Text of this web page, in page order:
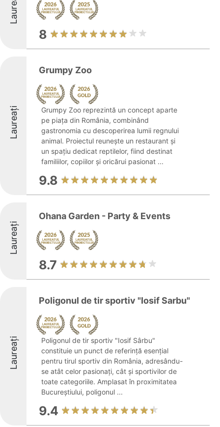
Laureați
8
Laureați
Grumpy Zoo
Grumpy Zoo reprezintă un concept aparte
pe piața din România, combinând
gastronomia cu descoperirea lumii regnului
animal. Proiectul reunește un restaurant și
un spațiu dedicat reptilelor, fiind destinat
familiilor, copiilor și oricărui pasionat ...
9.8
Laureați
Ohana Garden - Party & Events
8.7
Laureați
Poligonul de tir sportiv "Iosif Sarbu"
Poligonul de tir sportiv "Iosif Sârbu"
constituie un punct de referință esențial
pentru tirul sportiv din România, adresându-
se atât celor pasionați, cât și sportivilor de
toate categoriile. Amplasat în proximitatea
Bucureștiului, poligonul ...
9.4